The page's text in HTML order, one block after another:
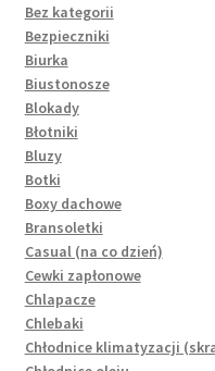
Bez kategorii
Bezpieczniki
Biurka
Biustonosze
Blokady
Błotniki
Bluzy
Botki
Boxy dachowe
Bransoletki
Casual (na co dzień)
Cewki zapłonowe
Chlapacze
Chlebaki
Chłodnice klimatyzacji